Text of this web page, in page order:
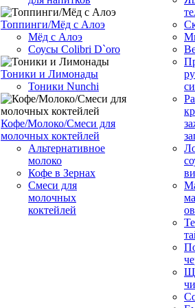
Топпинги/Мёд с Алоэ
Мёд с Алоэ
Соусы Colibri D`oro
Тоники и Лимонады
Тоники Nunchi
Кофе/Молоко/Смеси для
молочных коктейлей
Альтернативное
молоко
Кофе в Зернах
Смеси для
молочных
коктейлей